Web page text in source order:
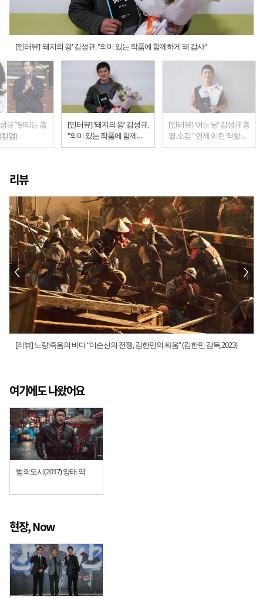
[인터뷰] '돼지의 왕' 김성규, "의미 있는 작품에 함께하게 돼 감사"
규 ”달리는 좀
덤)
[인터뷰] '돼지의 왕' 김성규,
"의미 있는 작품에 함께하
게 돼 감사"
[인터뷰] '어느 날' 김성규 종
영 소감 " 언제 이런 역할을
리뷰
[리뷰] 노량:죽음의 바다 “이순신의 전쟁, 김한민의 싸움” (김한민 감독,2023)
여기에도 나왔어요
범죄도시(2017) 양태 역
현장, Now